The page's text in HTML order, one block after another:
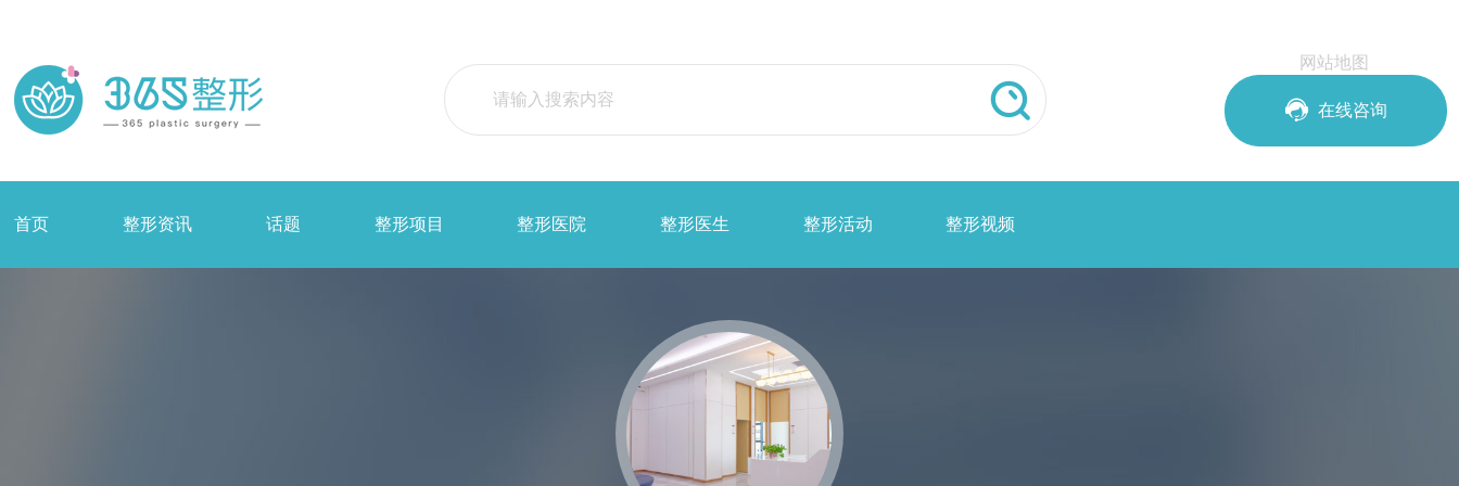

网站地图
 在线咨询
首页 整形资讯 话题 整形项目 整形医院 整形医生 整形活动 整形视频